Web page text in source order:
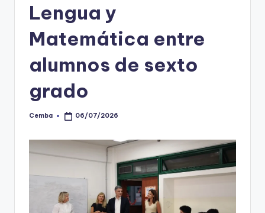
Lengua y
Matemática entre
alumnos de sexto
grado
Posted
Cemba 06/07/2026